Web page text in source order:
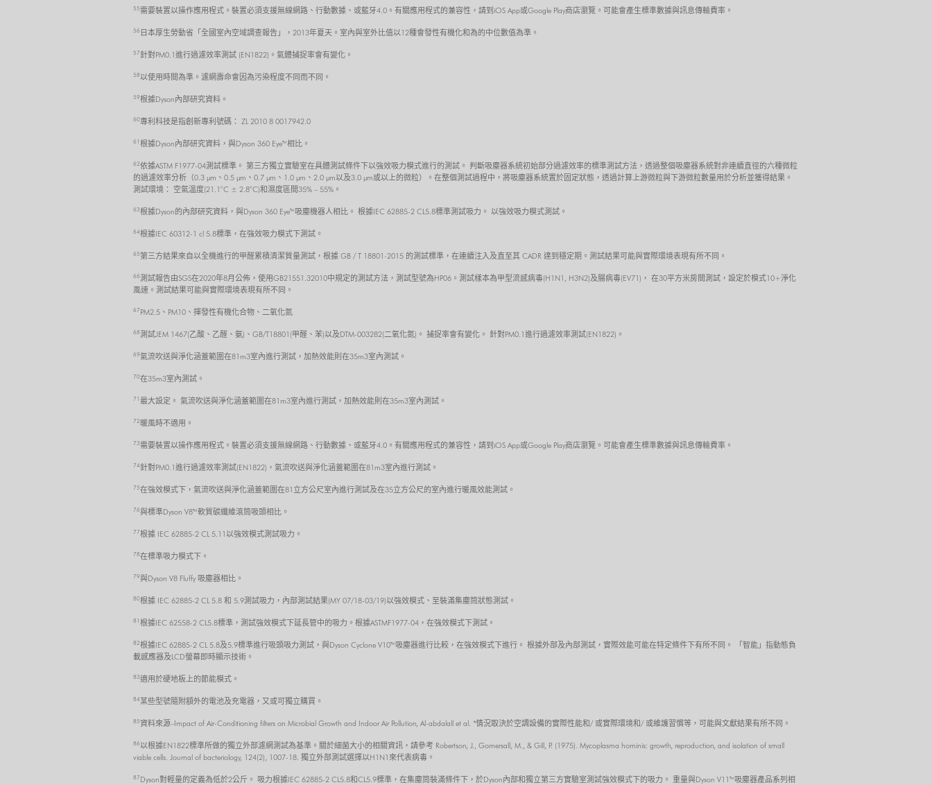
55 需要裝置以操作應用程式。裝置必須支援無線網路、行動數據、或藍牙4.0。有關應用程式的兼容性，請到iOS App或Google Play商店瀏覽。可能會產生標準數據與訊息傳輸費率。
56 日本厚生勞動省「全國室內空域調查報告」，2013年夏天。室內與室外比值以12種會發性有機化和為的中位數值為準。
57 針對PM0.1進行過濾效率測試 (EN1822)。氣體捕捉率會有變化。
58以使用時間為準。濾網壽命會因為污染程度不同而不同。
59根據Dyson內部研究資料。
60專利科技是指創新專利號碼： ZL 2010 8 0017942.0
61 根據Dyson內部研究資料，與Dyson 360 Eye™相比。
62依據ASTM F1977-04測試標準。 第三方獨立實驗室在具體測試條件下以強效吸力模式進行的測試。 判斷吸塵器系統初始部分過濾效率的標準測試方法，透過整個吸塵器系統對非連續直徑的六種微粒
的過濾效率分析（0.3 μm、0.5 μm、0.7 μm、1.0 μm、2.0 μm以及3.0 μm或以上的微粒）。在整個測試過程中，將吸塵器系統置於固定狀態，透過計算上游微粒與下游微粒數量用於分析並獲得結果。
測試環境： 空氣溫度(21.1°C ± 2.8°C)和濕度區間35% – 55%。
63根據Dyson的內部研究資料，與Dyson 360 Eye™吸塵機器人相比。 根據IEC 62885-2 CL5.8標準測試吸力。 以強效吸力模式測試。
64根據IEC 60312-1 cl 5.8標準，在強效吸力模式下測試。
65第三方結果來自以全機進行的甲醛累積清潔質量測試，根據 GB / T 18801-2015 的測試標準，在連續注入及直至其 CADR 達到穩定期。測試結果可能與實際環境表現有所不同。
66 測試報告由SGS在2020年8月公佈，使用GB21551.32010中規定的測試方法，測試型號為HP06。測試樣本為甲型流感病毒(H1N1, H3N2)及腸病毒(EV71)， 在30平方米房間測試，設定於模式10+淨化
風速。測試結果可能與實際環境表現有所不同。
67 PM2.5、PM10、揮發性有機化合物、二氧化氮
68 測試JEM 1467(乙酸、乙醛、氨)、GB/T18801(甲醛、苯)以及DTM-003282(二氧化氮)。 捕捉率會有變化。 針對PM0.1進行過濾效率測試(EN1822)。
69氣流吹送與淨化涵蓋範圍在81m3室內進行測試，加熱效能則在35m3室內測試。
70在35m3室內測試。
71 最大設定。 氣流吹送與淨化涵蓋範圍在81m3室內進行測試，加熱效能則在35m3室內測試。
72 暖風時不適用。
73 需要裝置以操作應用程式。裝置必須支援無線網路、行動數據、或藍牙4.0。有關應用程式的兼容性，請到iOS App或Google Play商店瀏覽。可能會產生標準數據與訊息傳輸費率。
74 針對PM0.1進行過濾效率測試(EN1822)，氣流吹送與淨化涵蓋範圍在81m3室內進行測試。
75在強效模式下，氣流吹送與淨化涵蓋範圍在81立方公尺室內進行測試及在35立方公尺的室內進行暖風效能測試。
76與標準Dyson V8™ 軟質碳纖維滾筒吸頭相比。
77根據 IEC 62885-2 CL 5.11以強效模式測試吸力。
78在標準吸力模式下。
79與Dyson V8 Fluffy 吸塵器相比。
80根據 IEC 62885-2 CL 5.8 和 5.9測試吸力，內部測試結果(MY 07/18-03/19)以強效模式、至裝滿集塵筒狀態測試。
81 根據IEC 62558-2 CL5.8標準，測試強效模式下延長管中的吸力。根據ASTMF1977-04，在強效模式下測試。
82根據IEC 62885-2 CL 5.8及5.9標準進行吸頭吸力測試，與Dyson Cyclone V10™吸塵器進行比較，在強效模式下進行。 根據外部及內部測試，實際效能可能在特定條件下有所不同。 「智能」指動態負
載感應器及LCD螢幕即時顯示技術。
83適用於硬地板上的節能模式。
84某些型號隨附額外的電池及充電器，又或可獨立購買。
85資料來源–Impact of Air-Conditioning filters on Microbial Growth and Indoor Air Pollution, Al-abdalall et al. *情況取決於空調設備的實際性能和/ 或實際環境和/ 或維護習慣等，可能與文獻結果有所不同。
86以根據EN1822標準所做的獨立外部濾網測試為基準。關於細菌大小的相關資訊，請參考 Robertson, J., Gomersall, M., & Gill, P. (1975). Mycoplasma hominis: growth, reproduction, and isolation of small
viable cells. Journal of bacteriology, 124(2), 1007-18. 獨立外部測試選擇以H1N1來代表病毒。
87 Dyson對輕量的定義為低於2公斤。 吸力根據IEC 62885-2 CL5.8和CL5.9標準，在集塵筒裝滿條件下，於Dyson內部和獨立第三方實驗室測試強效模式下的吸力。 重量與Dyson V11™吸塵器產品系列相